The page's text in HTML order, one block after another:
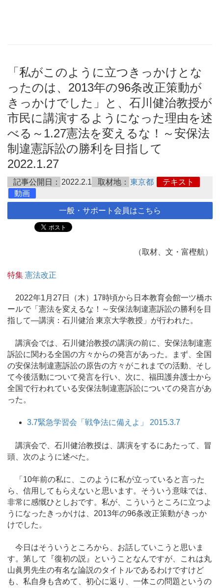
「私がこのように立つきっかけとな
ったのは、2013年の96条改正策動が
きっかけでした」と、石川健治教授が
市民に講演するようになった理由を述
べる～1.27憲法を変えるな！～安保法
制違憲訴訟の勝利を目指して
2022.1.27
記事公開日： 2022.2.1 取材地： 東京都
テキスト
動画
一般・サポート会員はこちら
（取材、文・富樫航）
特集 憲法改正
2022年1月27日（木）17時頃から日本教育会館一ツ橋ホ
ールで「憲法を変えるな！～安保法制違憲訴訟の勝利を目
指して―講演：石川健治 東京大学教授」が行われた。
講演会では、石川健治教授の講演の前に、安保法制違憲
訴訟に関わる全国の方々からの発言があった。まず、全国
の安保法制違憲訴訟の原告の方々がこれまでの活動、そし
て今後活動について発言を行い、次に、福田護弁護士から
全国で行われている安保法制違憲訴訟についての発言があ
った。
3.7緊急学習会「戦争法に備えよ」 2015.3.7
講演会で、石川健治教授は、講演をするにあたって、冒
頭、次のように述べた。
「10年前の私に、このように私が立っていると言った
ら、信用してもらえないと思います。そういう意味では、
非常に感慨ひとしおです。私が、こういうところに立つよ
うになったきっかけは、2013年の96条改正策動がきっか
けでした。
今日はそういうところから、お話していこうと思いま
す。第して『復初の説』ということなんですが、これは丸
山眞男先生の有名な論説のタイトルであるわけですけど
も、私自身も含めて、初心に返り、一体この問題というの